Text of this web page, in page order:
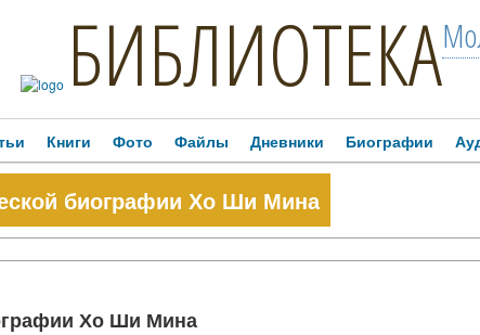
БИБЛИОТЕКА
Книги Фото Файлы Дневники Биографии
биографии Хо Ши Мина
Хо Ши Мина